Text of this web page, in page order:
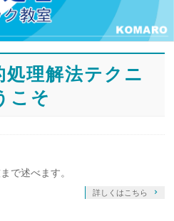
処理解法テクニ
こそ
で述べます。
詳しくはこちら